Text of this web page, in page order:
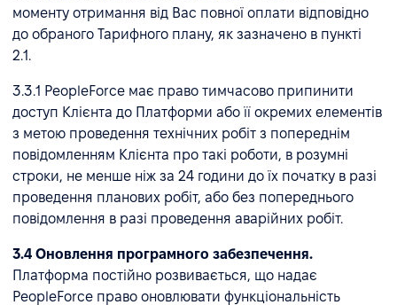
моменту отримання від Вас повної оплати відповідно
до обраного Тарифного плану, як зазначено в пункті
2.1.
3.3.1 PeopleForce має право тимчасово припинити
доступ Клієнта до Платформи або її окремих елементів
з метою проведення технічних робіт з попереднім
повідомленням Клієнта про такі роботи, в розумні
строки, не менше ніж за 24 години до їх початку в разі
проведення планових робіт, або без попереднього
повідомлення в разі проведення аварійних робіт.
3.4 Оновлення програмного забезпечення.
Платформа постійно розвивається, що надає
PeopleForce право оновлювати функціональність